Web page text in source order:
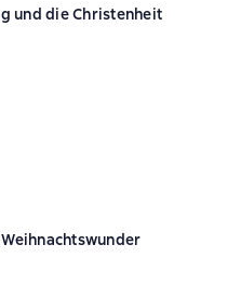
und die Christenheit
0 на основе 0 оценок
0 на основе 0 оценок